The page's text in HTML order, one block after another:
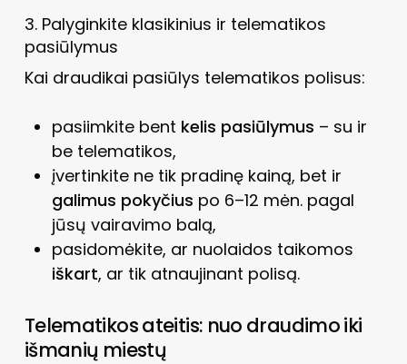
3. Palyginkite klasikinius ir telematikos
pasiūlymus
Kai draudikai pasiūlys telematikos polisus:
pasiimkite bent kelis pasiūlymus – su ir
be telematikos,
įvertinkite ne tik pradinę kainą, bet ir
galimus pokyčius po 6–12 mėn. pagal
jūsų vairavimo balą,
pasidomėkite, ar nuolaidos taikomos
iškart, ar tik atnaujinant polisą.
Telematikos ateitis: nuo draudimo iki
išmanių miestų